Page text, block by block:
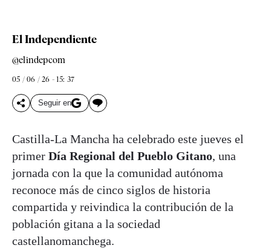
El Independiente
@elindepcom
05 / 06 / 26 - 15: 37
Seguir en
Castilla-La Mancha ha celebrado este jueves el
primer Día Regional del Pueblo Gitano, una
jornada con la que la comunidad autónoma
reconoce más de cinco siglos de historia
compartida y reivindica la contribución de la
población gitana a la sociedad
castellanomanchega.